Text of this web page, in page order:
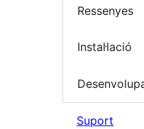
Ressenyes
Instal·lació
Suport